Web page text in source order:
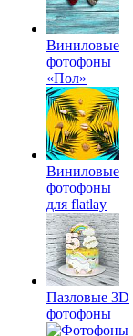
Виниловые
фотофоны
«Пол»
Виниловые
фотофоны
для flatlay
Пазловые 3D
фотофоны